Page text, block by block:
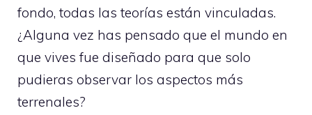
fondo, todas las teorías están vinculadas.
¿Alguna vez has pensado que el mundo en
que vives fue diseñado para que solo
pudieras observar los aspectos más
terrenales?